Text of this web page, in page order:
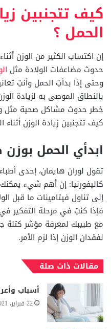
كيف تتجنبين
الحمل ؟
إن اكتساب الكثير من الوزن
حدوث مضاعفات الولادة مثل
وحتى إذا بدأتِ الحمل وأنتِ
بالنطاق الموصى به لزيادة
خطر حدوث مشاكل صحية مثل
كيف تتجنبين زيادة الوزن أثناء
ابدأي الحمل
تقول لوران هايمان، إحدى
كاليفورنيا: إن أهم شيء يمكنك
إلى تناول فيتامينات ما قبل
فإذا كنتِ في مرحلة التفكير
مع طبيبك لمعرفة مؤشر كتلة
لفقدان الوزن إذا لزم الأمر.
مقالات ذات صلة
أسباب
22 فبراير، 2021